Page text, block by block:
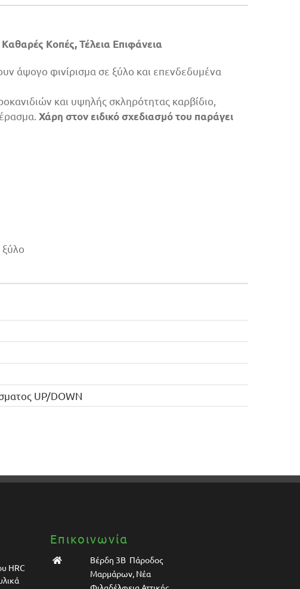
Καθαρές Κοπές, Τέλεια Επιφάνεια
άψογο φινίρισμα σε ξύλο και επενδεδυμένα
και υψηλής σκληρότητας καρβίδιο,
Χάρη στον ειδικό σχεδιασμό του παράγει
UP/DOWN
HRC
Επικοινωνία
Βέρδη 3Β Πάροδος
Μαρμάρων, Νέα